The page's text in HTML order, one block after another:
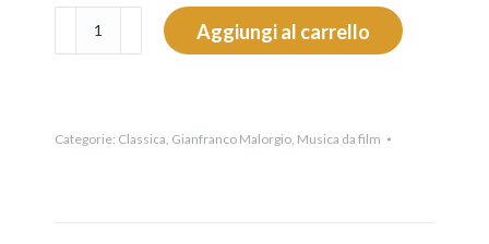
Autumn
Days
Aggiungi al carrello
Categorie: Classica, Gianfranco Malorgio, Musica da film